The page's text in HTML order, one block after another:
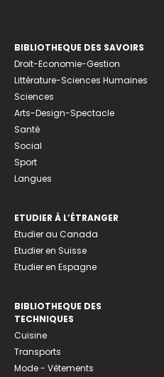
BIBLIOTHEQUE DES SAVOIRS
Droit-Economie-Gestion
Littérature-Sciences Humaines
Sciences
Arts-Design-Spectacle
Santé
Social
Sport
Langues
ETUDIER À L’ÉTRANGER
Etudier au Canada
Etudier en Suisse
Etudier en Espagne
BIBLIOTHEQUE DES
TECHNIQUES
Cuisine
Transports
Mode - Vêtements